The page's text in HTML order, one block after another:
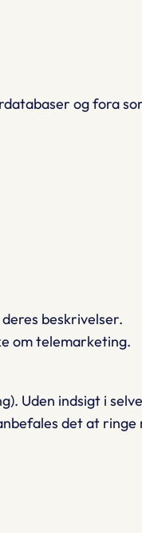
og fora
beskrivelser.
om telemarketing.
Uden indsigt i
det at